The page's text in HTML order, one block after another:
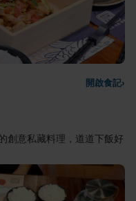
開啟食記›
創意私藏料理，道道下飯好